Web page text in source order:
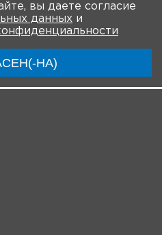
вы даете согласие
данных и
НА)
Общая информация